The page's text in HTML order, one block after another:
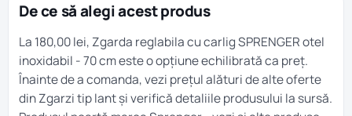
De ce să alegi acest produs
La 180,00 lei, Zgarda reglabila cu carlig SPRENGER otel
inoxidabil - 70 cm este o opțiune echilibrată ca preț.
Înainte de a comanda, vezi prețul alături de alte oferte
dinZgarzi tip lantși verifică detaliile produsului la sursă.